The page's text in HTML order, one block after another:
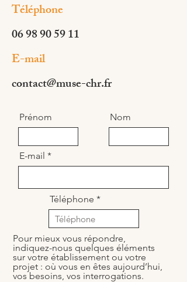
Téléphone
06 98 90 59 11
E-mail
contact@muse-chr.fr
Prénom Nom
E-mail
Téléphone
Pour mieux vous répondre,
indiquez-nous quelques éléments
sur votre établissement ou votre
projet : où vous en êtes aujourd’hui,
vos besoins, vos interrogations.